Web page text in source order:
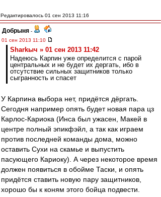
Редактировалось 01 сен 2013 11:16
Добрыня -
01 сен 2013 11:10
Sharkыч » 01 сен 2013 11:42
Надеюсь Карпин уже определится с парой
центральных и не будет их дергать, ибо в
отсутствие сильных защитников только
сыгранность и спасет
У Карпина выбора нет, придётся дёргать.
Сегодня например опять будет новая пара цз
Карлос-Кариока (Инса был ужасен, Макей в
центре полный эпикфэйл, а так как играем
против последней команды дома, можно
оставить Сухи на скамье и выпустить
пасующего Кариоку). А через некоторое время
должен появиться в обойме Таски, и опять
придётся ставить новую пару защитников,
хорошо бы к коням этого бойца подвести.